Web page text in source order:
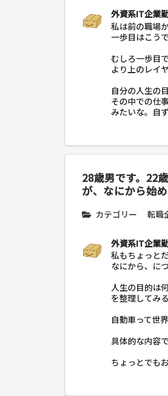
外資系IT企業
私は前の職場
一歩目はこう
むしろ一歩目
より上のレイ
自分の人生の
その中での仕
みたいな。自
28歳男です。22
が、なにから始
カテゴリー 転職
外資系IT企業
私もちょっと
なにから、に
人生の目的は
を整理してみ
自動車って世
具体的な内容
ちょっとでも